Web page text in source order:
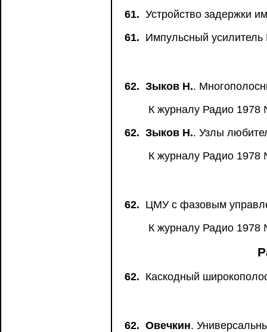
61. Устройство задержки
61. Импульсный
62. Зыков Н..
К журналу Радио 1978
62. Зыков Н.. Узлы
К журналу Радио 1978
62. ЦМУ с фазовым
К журналу Радио 1978
62. Каскодный
62. Овечкин.